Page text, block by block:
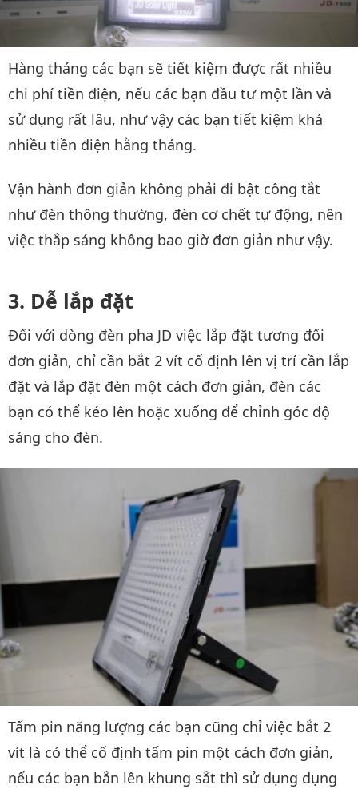
Hàng tháng các bạn sẽ tiết kiệm được rất nhiều
chi phí tiền điện, nếu các bạn đầu tư một lần và
sử dụng rất lâu, như vậy các bạn tiết kiệm khá
nhiều tiền điện hằng tháng.
Vận hành đơn giản không phải đi bật công tắt
như đèn thông thường, đèn cơ chết tự động, nên
việc thắp sáng không bao giờ đơn giản như vậy.
Dễ lắp đặt
Đối với dòng đèn pha JD việc lắp đặt tương đối
đơn giản, chỉ cần bắt 2 vít cố định lên vị trí cần lắp
đặt và lắp đặt đèn một cách đơn giản, đèn các
bạn có thể kéo lên hoặc xuống để chỉnh góc độ
sáng cho đèn.
Tấm pin năng lượng các bạn cũng chỉ việc bắt 2
vít là có thể cố định tấm pin một cách đơn giản,
nếu các bạn bắn lên khung sắt thì sử dụng dụng